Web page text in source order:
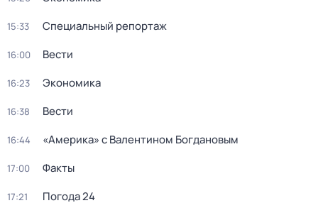
15:33 Специальный репортаж
16:00 Вести
16:23 Экономика
16:38 Вести
16:44 «Америка» с Валентином Богдановым
17:00 Факты
17:21 Погода 24